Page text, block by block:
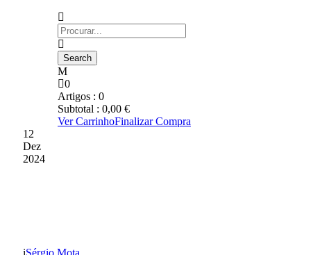
0
Artigos : 0
Subtotal : 0,00 €
Ver CarrinhoFinalizar Compra
12
Dez
2024
Sérgio Mota